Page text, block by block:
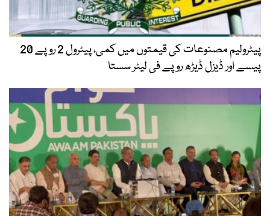
پیٹرولیم مصنوعات کی قیمتوں میں کمی، پیٹرول 2 روپے 20
پیسے اور ڈیزل ڈیڑھ روپے فی لیٹر سستا